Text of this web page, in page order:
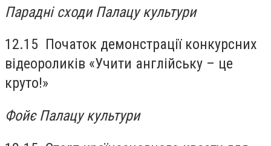
Парадні сходи Палацу культури
12.15 Початок демонстрації конкурсних
відеороликів «Учити англійську – це
круто!»
Фойє Палацу культури